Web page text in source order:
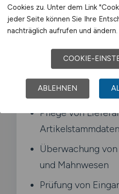
bei administrativen
Erfassung und
Bestellungen im
Pflege von
Artikelstammdaten
Überwachung
und Mahnwesen
Prüfung von
Cookies zu. Unter dem Link
jeder Seite können Sie Ihre
nachträglich aufrufen und ändern.
COOKIE-
ABLEHNEN